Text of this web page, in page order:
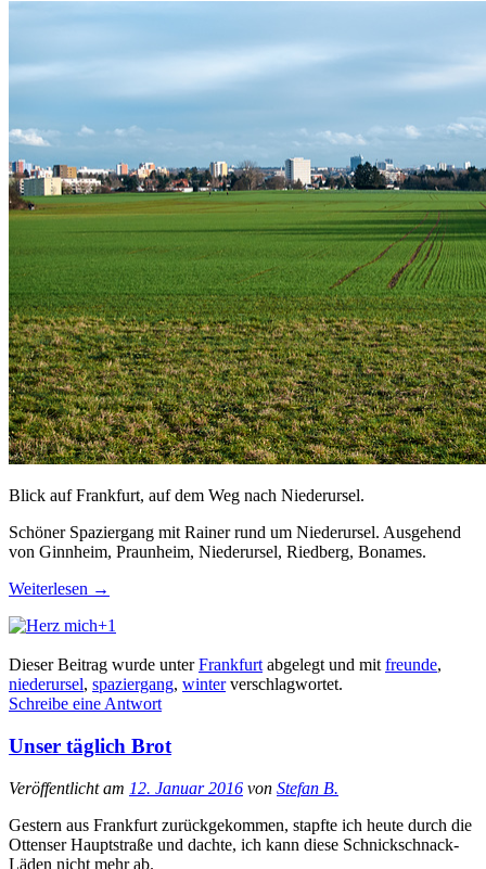
Blick auf Frankfurt, auf dem Weg nach Niederursel.
Schöner Spaziergang mit Rainer rund um Niederursel. Ausgehend
von Ginnheim, Praunheim, Niederursel, Riedberg, Bonames.
Weiterlesen →
+1
Dieser Beitrag wurde unterFrankfurt abgelegt und mit freunde,
niederursel, spaziergang, winterverschlagwortet.
Schreibe eine Antwort
Unser täglich Brot
Veröffentlicht am 12. Januar 2016 von Stefan B.
Gestern aus Frankfurt zurückgekommen, stapfte ich heute durch die
Ottenser Hauptstraße und dachte, ich kann diese Schnickschnack-
Läden nicht mehr ab.